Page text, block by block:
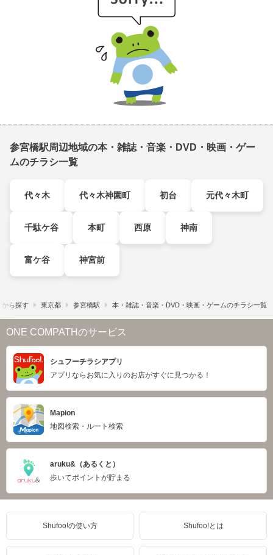
参宮橋駅周辺地域の本・雑誌・音楽・DVD・映画・ゲー
ムのチラシ一覧
代々木 代々木神園町 初台 元代々木町
千駄ケ谷 本町 西原 神南
富ケ谷 神宮前
から探す 東京都 参宮橋駅 本・雑誌・音楽・DVD・映画・ゲームのチラシ一覧
ONE COMPATHのサービス
シュフーチラシアプリ
アプリならお気に入りのお店がすぐに見つかる！
Mapion
地図検索・ルート検索
aruku&（あるくと）
歩いてポイントが貯まる
Shufoo!の使い方 Shufoo!とは